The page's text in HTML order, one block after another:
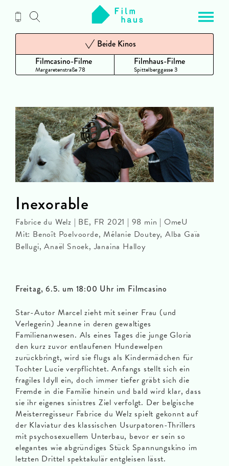
Inhalt
Filmcasino-Filme
Margaretenstraße 78
Beide Kinos
Filmhaus-Filme
Spittelberggasse 3
Freitag, 6.5. um 18:00 Uhr im Filmcasino
Star-Autor Marcel zieht mit seiner Frau (und
Verlegerin) Jeanne in deren gewaltiges
Familienanwesen. Als eines Tages die junge Gloria
den kurz zuvor entlaufenen Hundewelpen
zurückbringt, wird sie flugs als Kindermädchen für
Tochter Lucie verpflichtet. Anfangs stellt sich ein
fragiles Idyll ein, doch immer tiefer gräbt sich die
Fremde in die Familie hinein und bald wird klar, dass
sie ihr eigenes sinistres Ziel verfolgt. Der belgische
Meisterregisseur Fabrice du Welz spielt gekonnt auf
der Klaviatur des klassischen Usurpatoren-Thrillers
mit psychosexuellem Unterbau, bevor er sein so
elegantes wie abgründiges Stück Spannungskino im
letzten Drittel spektakulär entgleisen lässt.
Inexorable
Fabrice du Welz | BE, FR 2021 | 98 min | OmeU
Mit: Benoît Poelvoorde, Mélanie Doutey, Alba Gaïa
Bellugi, Anaël Snoek, Janaina Halloy